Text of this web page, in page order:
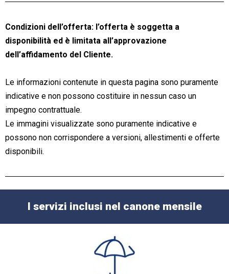
Condizioni dell’offerta: l’offerta è soggetta a
disponibilità ed è limitata all’approvazione
dell’affidamento del Cliente.
Le informazioni contenute in questa pagina sono puramente
indicative e non possono costituire in nessun caso un
impegno contrattuale.
Le immagini visualizzate sono puramente indicative e
possono non corrispondere a versioni, allestimenti e offerte
disponibili.
I servizi inclusi nel canone mensile